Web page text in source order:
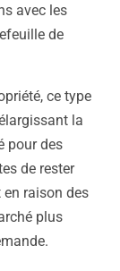
avec les
de
ce type
la
pour des
de rester
en raison des
plus